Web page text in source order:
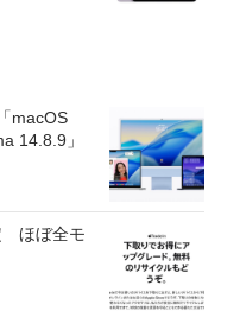
macOS
14.8.9」
ほぼ全モ